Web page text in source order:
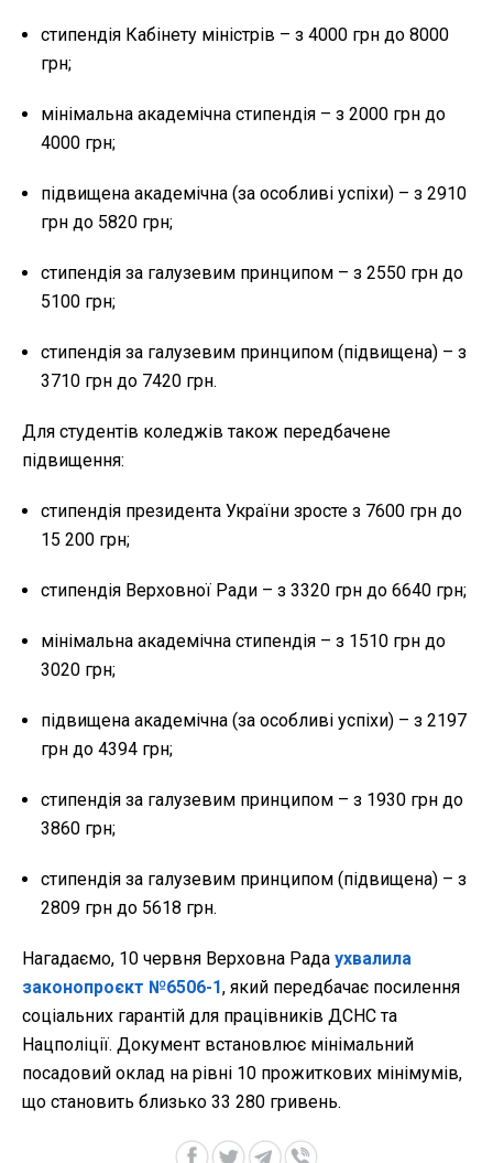
стипендія Кабінету міністрів – з 4000 грн до 8000
грн;
мінімальна академічна стипендія – з 2000 грн до
4000 грн;
підвищена академічна (за особливі успіхи) – з 2910
грн до 5820 грн;
стипендія за галузевим принципом – з 2550 грн до
5100 грн;
стипендія за галузевим принципом (підвищена) – з
3710 грн до 7420 грн.
Для студентів коледжів також передбачене
підвищення:
стипендія президента України зросте з 7600 грн до
15 200 грн;
стипендія Верховної Ради – з 3320 грн до 6640 грн;
мінімальна академічна стипендія – з 1510 грн до
3020 грн;
підвищена академічна (за особливі успіхи) – з 2197
грн до 4394 грн;
стипендія за галузевим принципом – з 1930 грн до
3860 грн;
стипендія за галузевим принципом (підвищена) – з
2809 грн до 5618 грн.
Нагадаємо, 10 червня Верховна Рада ухвалила
законопроєкт №6506-1, який передбачає посилення
соціальних гарантій для працівників ДСНС та
Нацполіції. Документ встановлює мінімальний
посадовий оклад на рівні 10 прожиткових мінімумів,
що становить близько 33 280 гривень.